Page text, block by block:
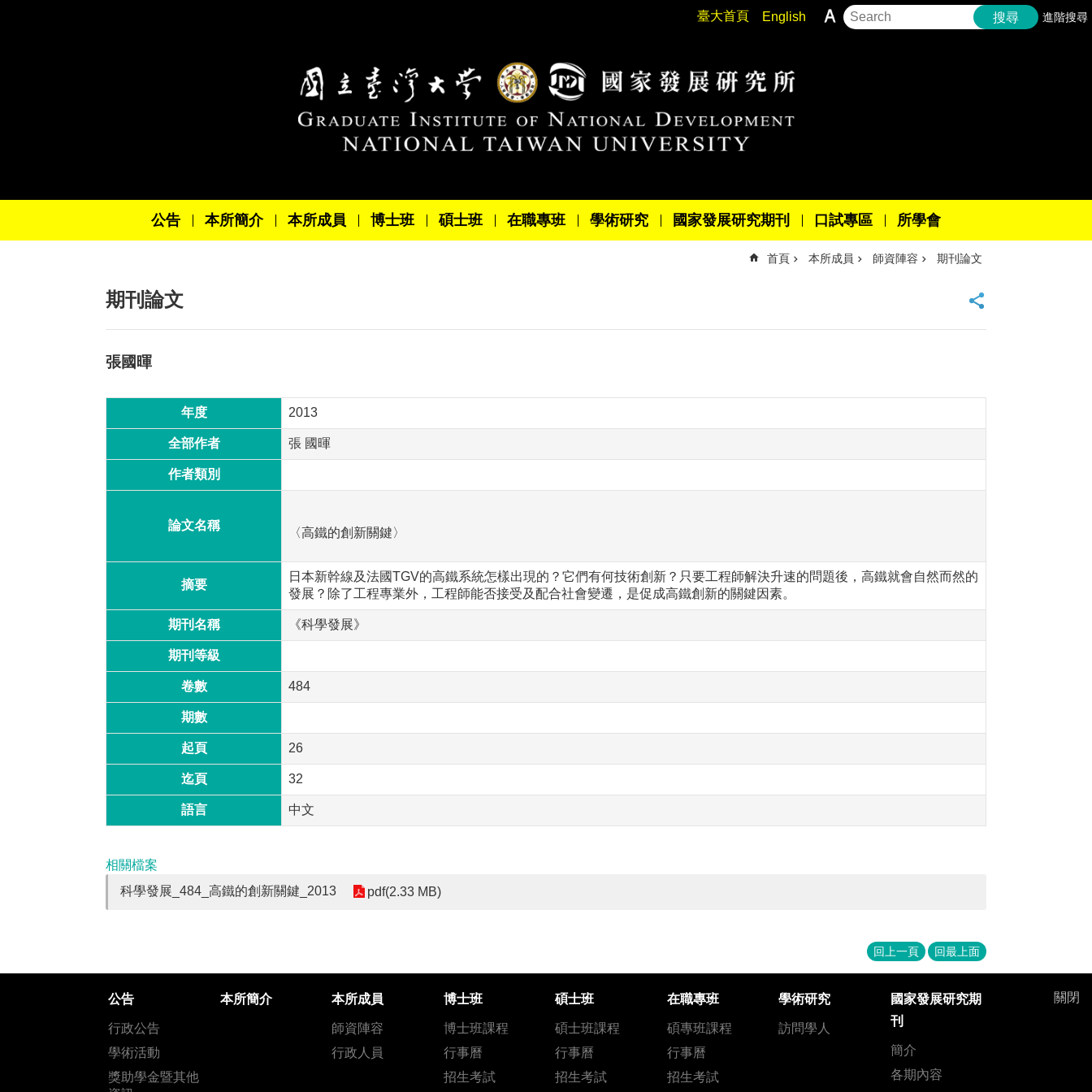
臺大首頁 English 搜尋 進階搜尋
公告 本所簡介 本所成員 博士班 碩士班 在職專班 學術研究 國家發展研究期刊 口試專區 所學會
首頁 本所成員 師資陣容 期刊論文
期刊論文
張國暉
年度 2013
全部作者 張 國暉
作者類別
論文名稱
〈高鐵的創新關鍵〉
摘要
日本新幹線及法國TGV的高鐵系統怎樣出現的？它們有何技術創新？只要工程師解決升速的問題後，高鐵就會自然而然的
發展？除了工程專業外，工程師能否接受及配合社會變遷，是促成高鐵創新的關鍵因素。
期刊名稱 《科學發展》
期刊等級
卷數 484
期數
起頁 26
迄頁 32
語言 中文
相關檔案
科學發展_484_高鐵的創新關鍵_2013
pdf(2.33 MB)
回上一頁 回最上面
關閉
公告
行政公告
學術活動
獎助學金暨其他
本所簡介 本所成員
師資陣容
行政人員
博士班
博士班課程
行事曆
招生考試
碩士班
碩士班課程
行事曆
招生考試
在職專班
碩專班課程
行事曆
招生考試
學術研究
訪問學人
國家發展研究期
刊
簡介
各期內容